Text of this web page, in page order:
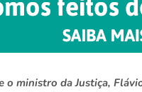
o ministro da Justiça,